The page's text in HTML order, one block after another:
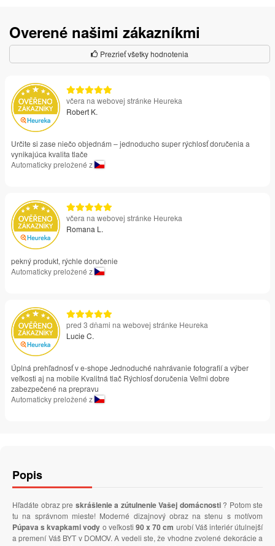
Overené našimi zákazníkmi
Prezrieť všetky hodnotenia
včera na webovej stránke Heureka
Robert K.
Určite si zase niečo objednám – jednoducho super rýchlosť doručenia a
vynikajúca kvalita tlače
Automaticky preložené z
včera na webovej stránke Heureka
Romana L.
pekný produkt, rýchle doručenie
Automaticky preložené z
pred 3 dňami na webovej stránke Heureka
Lucie C.
Úplná prehľadnosť v e-shope Jednoduché nahrávanie fotografií a výber
veľkosti aj na mobile Kvalitná tlač Rýchlosť doručenia Veľmi dobre
zabezpečené na prepravu
Automaticky preložené z
Popis
Hľadáte obraz pre skrášlenie a zútulnenie Vašej domácnosti ? Potom ste
tu na správnom mieste! Moderné dizajnový obraz na stenu s motívom
Púpava s kvapkami vody o veľkosti 90 x 70 cm urobí Váš interiér útulnejší
a premení Váš BYT v DOMOV. A vedeli ste, že vhodne zvolené dekorácie a